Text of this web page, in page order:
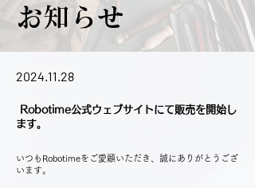
お知らせ
2024.11.28
Robotime公式ウェブサイトにて販売を開始し
ます。
いつもRobotimeをご愛顧いただき、誠にありがとうござ
います。